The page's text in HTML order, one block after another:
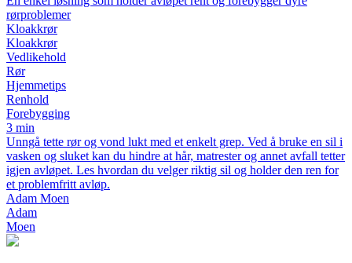
rørproblemer
Kloakkrør
Kloakkrør
Vedlikehold
Rør
Hjemmetips
Renhold
Forebygging
3 min
Unngå tette rør og vond lukt med et enkelt grep. Ved å bruke en sil i
vasken og sluket kan du hindre at hår, matrester og annet avfall tetter
igjen avløpet. Les hvordan du velger riktig sil og holder den ren for
et problemfritt avløp.
Adam Moen
Adam
Moen